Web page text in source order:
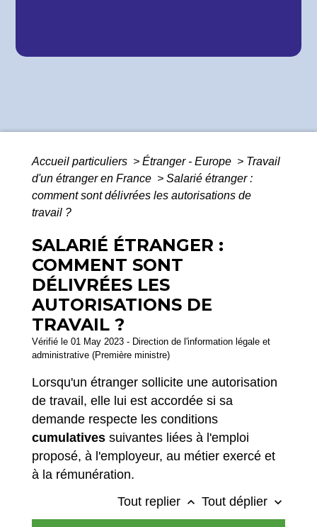
Accueil particuliers > Étranger - Europe > Travail
d'un étranger en France > Salarié étranger :
comment sont délivrées les autorisations de
travail ?
SALARIÉ ÉTRANGER :
COMMENT SONT
DÉLIVRÉES LES
AUTORISATIONS DE
TRAVAIL ?
Vérifié le 01 May 2023 - Direction de l'information légale et
administrative (Première ministre)
Lorsqu'un étranger sollicite une autorisation
de travail, elle lui est accordée si sa
demande respecte les conditions
cumulatives suivantes liées à l'emploi
proposé, à l'employeur, au métier exercé et
à la rémunération.
Tout replier keyboard_arrow_up Tout déplier keyboard_arrow_down